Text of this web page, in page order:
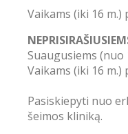
Vaikams (iki 16 m.)
Suaugusiems (nuo
Vaikams (iki 16 m.)
Pasiskiepyti nuo
šeimos kliniką.